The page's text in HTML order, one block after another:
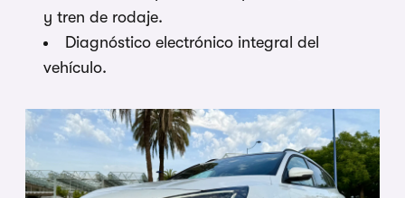
y tren de rodaje.
Diagnóstico electrónico integral del
vehículo.